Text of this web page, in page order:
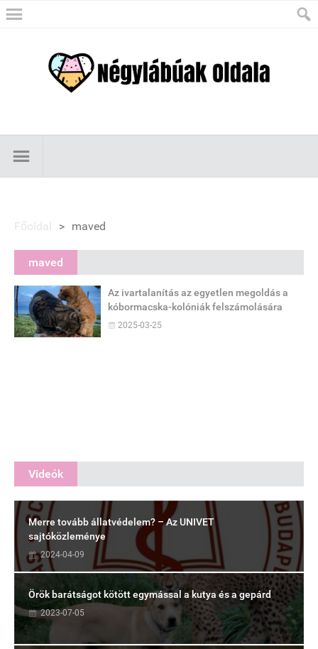
Főoldal > maved
maved
Az ivartalanítás az egyetlen megoldás a
kóbormacska-kolóniák felszámolására
2025-03-25
Videók
Merre tovább állatvédelem? – Az UNIVET
sajtóközleménye
2024-04-09
Örök barátságot kötött egymással a kutya és a gepárd
2023-07-05